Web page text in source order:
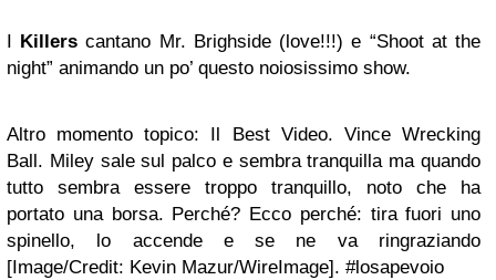
Killers cantano Mr. Brighside (love!!!) e “Shoot at the
night” animando un po’ questo noiosissimo show.
Altro momento topico: Il Best Video. Vince Wrecking
Ball. Miley sale sul palco e sembra tranquilla ma quando
tutto sembra essere troppo tranquillo, noto che ha
portato una borsa. Perché? Ecco perché: tira fuori uno
spinello, lo accende e se ne va ringraziando
[Image/Credit: Kevin Mazur/WireImage] . #losapevoio